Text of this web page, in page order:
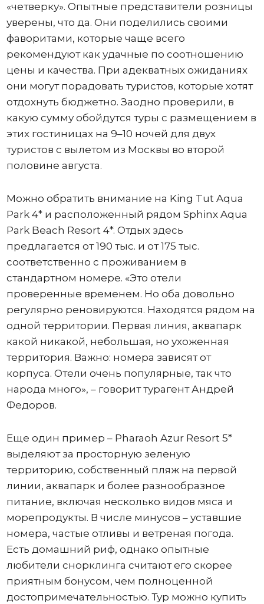
«четверку». Опытные представители розницы
уверены, что да. Они поделились своими
фаворитами, которые чаще всего
рекомендуют как удачные по соотношению
цены и качества. При адекватных ожиданиях
они могут порадовать туристов, которые хотят
отдохнуть бюджетно. Заодно проверили, в
какую сумму обойдутся туры с размещением в
этих гостиницах на 9–10 ночей для двух
туристов с вылетом из Москвы во второй
половине августа.
Можно обратить внимание на King Tut Aqua
Park 4* и расположенный рядом Sphinx Aqua
Park Beach Resort 4*. Отдых здесь
предлагается от 190 тыс. и от 175 тыс.
соответственно с проживанием в
стандартном номере. «Это отели
проверенные временем. Но оба довольно
регулярно реновируются. Находятся рядом на
одной территории. Первая линия, аквапарк
какой никакой, небольшая, но ухоженная
территория. Важно: номера зависят от
корпуса. Отели очень популярные, так что
народа много», – говорит турагент Андрей
Федоров.
Еще один пример – Pharaoh Azur Resort 5*
выделяют за просторную зеленую
территорию, собственный пляж на первой
линии, аквапарк и более разнообразное
питание, включая несколько видов мяса и
морепродукты. В числе минусов – уставшие
номера, частые отливы и ветреная погода.
Есть домашний риф, однако опытные
любители снорклинга считают его скорее
приятным бонусом, чем полноценной
достопримечательностью. Тур можно купить